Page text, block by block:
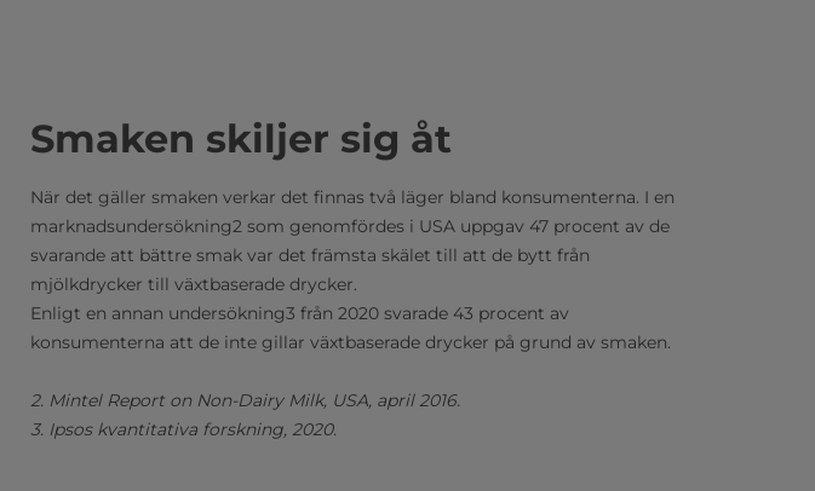
Smaken skiljer sig åt
När det gäller smaken verkar det finnas två läger bland konsumenterna. I en
marknadsundersökning2 som genomfördes i USA uppgav 47 procent av de
svarande att bättre smak var det främsta skälet till att de bytt från
mjölkdrycker till växtbaserade drycker.
Enligt en annan undersökning3 från 2020 svarade 43 procent av
konsumenterna att de inte gillar växtbaserade drycker på grund av smaken.
2. Mintel Report on Non-Dairy Milk, USA, april 2016.
3. Ipsos kvantitativa forskning, 2020.